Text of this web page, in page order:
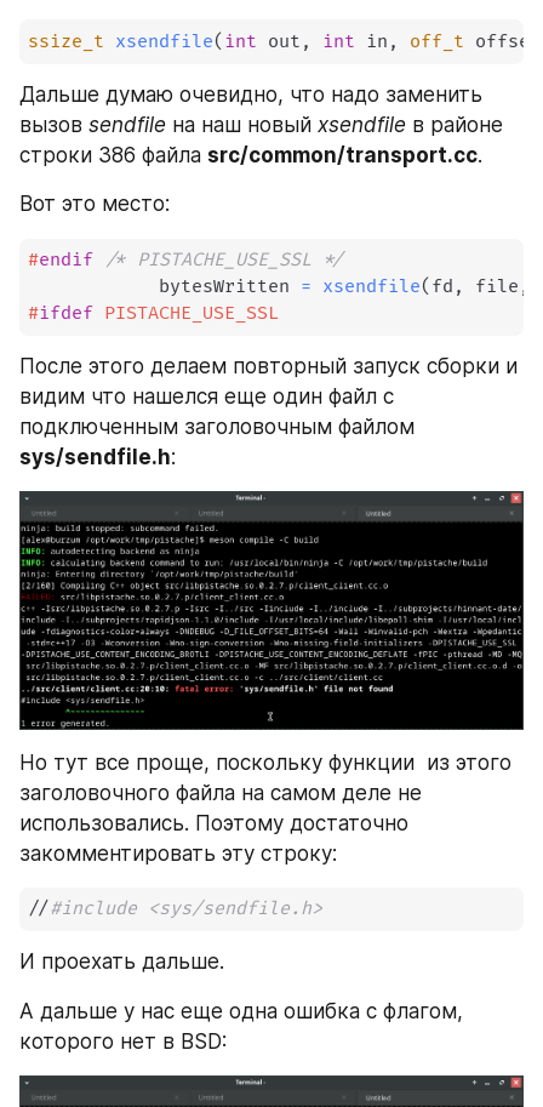
ssize_t xsendfile( int out , int in , off_t offset
Дальше думаю очевидно, что надо заменить
вызов sendfile на наш новый xsendfile в районе
строки 386 файла src/common/transport.cc.
Вот это место:
#endif /* PISTACHE_USE_SSL */
            bytesWritten
= xsendfile( fd , file ,
#ifdef PISTACHE_USE_SSL
После этого делаем повторный запуск сборки и
видим что нашелся еще один файл с
sys/sendfile.h:
Но тут все проще, поскольку функции  из этого
заголовочного файла на самом деле не
использовались. Поэтому достаточно
закомментировать эту строку:
//#include <sys/sendfile.h>
И проехать дальше.
А дальше у нас еще одна ошибка с флагом,
которого нет в BSD: